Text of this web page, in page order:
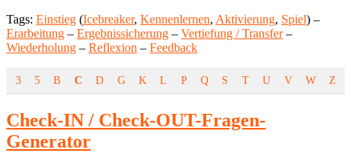
Tags: Einstieg (Icebreaker, Kennenlernen, Aktivierung, Spiel) –
Erarbeitung – Ergebnissicherung – Vertiefung / Transfer–
Wiederholung – Reflexion – Feedback
3 5 B C D G K L P Q S T U V W Z
Check-IN / Check-OUT-Fragen-
Generator